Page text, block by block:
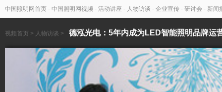
中国照明网首页 - 中国照明网视频 - 活动讲座 - 人物访谈 - 企业宣传 - 研讨会 - 新闻
视频首页 > 人物访谈 > 德泓光电：5年内成为LED智能照明品牌运